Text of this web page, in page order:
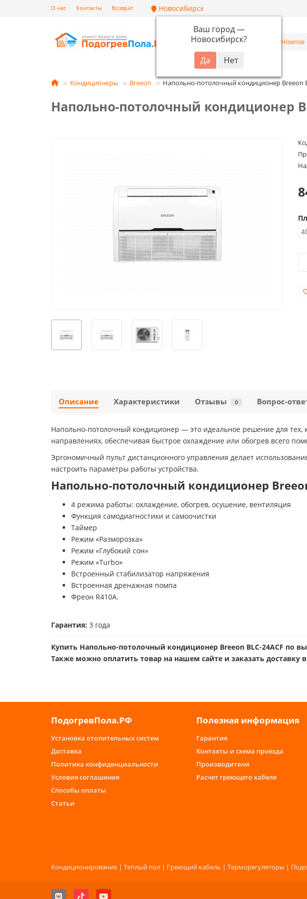
О нас Контакты Возврат Новосибирск
Ваш город —
Новосибирск?
Каталог
Кондиционеры Breeon Напольно-потолочный кондиционер Breeon
Напольно-потолочный кондиционер
Описание Характеристики Отзывы 0 Вопрос-
Напольно-потолочный кондиционер — это идеальное решение для тех,
направлениях, обеспечивая быстрое охлаждение или обогрев всего
Эргономичный пульт дистанционного управления делает
настроить параметры работы устройства.
Напольно-потолочный кондиционер
4 режима работы: охлаждение, обогрев, осушение, вентиляция
Функция самодиагностики и самоочистки
Таймер
Режим «Разморозка»
Режим «Глубокий сон»
Режим «Turbo»
Встроенный стабилизатор напряжения
Встроенная дренажная помпа
Фреон R410A.
Гарантия: 3 года
Купить Напольно-потолочный кондиционер Breeon BLC-24ACF по
Также можно оплатить товар на нашем сайте и заказать доставку
ПодогревПола.РФ
Установка отопительных систем
Доставка
Политика конфиденциальности
Условия соглашения
Способы оплаты
Статьи
Полезная информация
Гарантия
Контакты и схема проезда
Производители
Расчет греющего кабеля
Кондиционирование | Теплый пол | Греющий кабель | Терморегуляторы |